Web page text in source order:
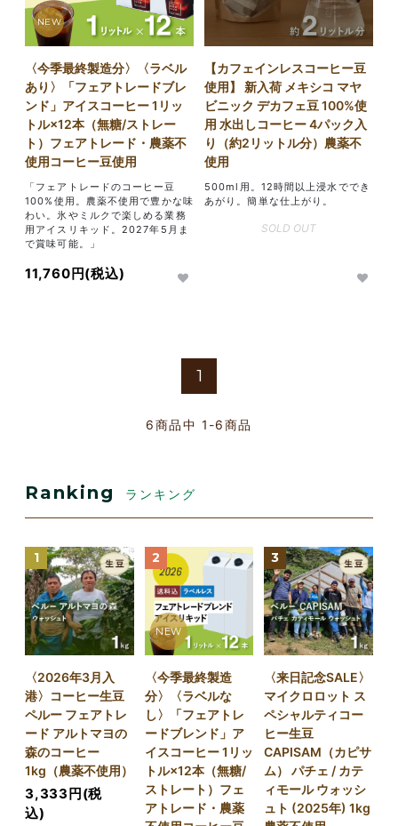
NEW
〈今季最終製造分〉〈ラベル
あり〉「フェアトレードブレ
ンド」アイスコーヒー 1リッ
トル×12本（無糖/ストレー
ト）フェアトレード・農薬不
使用コーヒー豆使用
「フェアトレードのコーヒー豆
100%使用。農薬不使用で豊かな味
わい。氷やミルクで楽しめる業務
用アイスリキッド。2027年5月ま
で賞味可能。」
11,760円(税込)
【カフェインレスコーヒー豆
使用】 新入荷 メキシコ マヤ
ビニック デカフェ豆 100%使
用 水出しコーヒー 4パック入
り（約2リットル分）農薬不
使用
500ml用。12時間以上浸水ででき
あがり。簡単な仕上がり。
SOLD OUT
1
6商品中 1-6商品
Ranking ランキング
1
〈2026年3月入
港〉コーヒー生豆
ペルー フェアトレ
ード アルトマヨの
森のコーヒー
1kg（農薬不使用）
3,333円(税
込)
2
NEW
〈今季最終製造
分〉〈ラベルな
し〉「フェアトレ
ードブレンド」ア
イスコーヒー 1リッ
トル×12本（無糖/
ストレート）フェ
アトレード・農薬
3
〈来日記念SALE〉
マイクロロット ス
ペシャルティコー
ヒー生豆
CAPISAM（カピサ
ム） パチェ / カテ
ィモール ウォッシ
ュト (2025年) 1kg